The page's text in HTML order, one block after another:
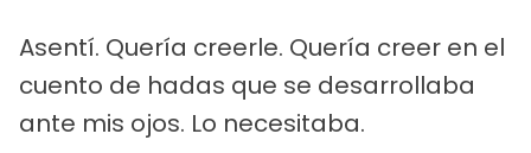
Asentí. Quería creerle. Quería creer en el
cuento de hadas que se desarrollaba
ante mis ojos. Lo necesitaba.